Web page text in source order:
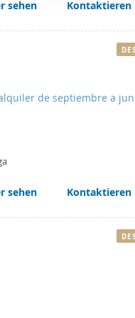
y los anuncios,
sobre el uso
web, quienes
hayan recopilado a
sehen Kontaktieren
de septiembre a
sehen Kontaktieren